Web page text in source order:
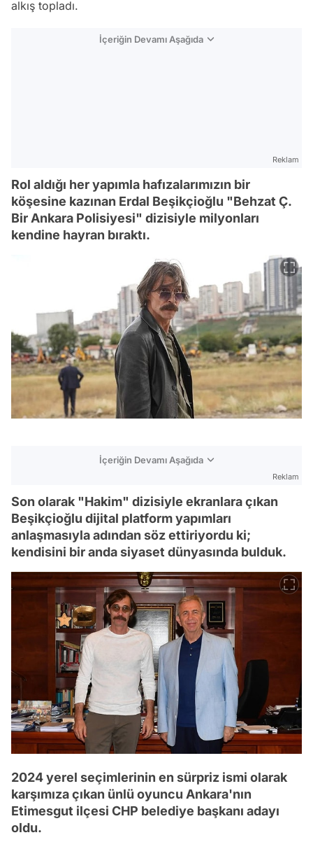
alkış topladı.
İçeriğin Devamı Aşağıda
Reklam
Rol aldığı her yapımla hafızalarımızın bir
köşesine kazınan Erdal Beşikçioğlu "Behzat Ç.
Bir Ankara Polisiyesi" dizisiyle milyonları
kendine hayran bıraktı.
İçeriğin Devamı Aşağıda
Reklam
Son olarak "Hakim" dizisiyle ekranlara çıkan
Beşikçioğlu dijital platform yapımları
anlaşmasıyla adından söz ettiriyordu ki;
kendisini bir anda siyaset dünyasında bulduk.
2024 yerel seçimlerinin en sürpriz ismi olarak
karşımıza çıkan ünlü oyuncu Ankara'nın
Etimesgut ilçesi CHP belediye başkanı adayı
oldu.